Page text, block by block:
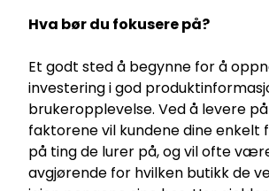
Hva bør du fokusere på?
Et godt sted å begynne for å
investering i god
brukeropplevelse. Ved å levere
faktorene vil kundene dine enkelt
på ting de lurer på, og vil ofte
avgjørende for hvilken butikk de